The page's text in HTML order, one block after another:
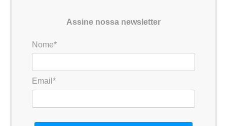
Assine nossa newsletter
Nome*
Email*